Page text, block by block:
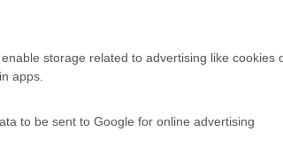
storage related to advertising like cookies
apps.
to be sent to Google for online advertising
a casa ho purtroppo scartato la possibilità
in quanto mi serviva![:D] Però ho visto il
è l'audio non so se è bello potente